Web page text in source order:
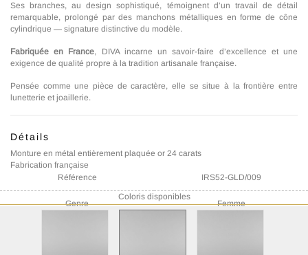
Ses branches, au design sophistiqué, témoignent d’un travail de détail
remarquable, prolongé par des manchons métalliques en forme de cône
cylindrique — signature distinctive du modèle.
Fabriquée en France, DIVA incarne un savoir-faire d’excellence et une
exigence de qualité propre à la tradition artisanale française.
Pensée comme une pièce de caractère, elle se situe à la frontière entre
lunetterie et joaillerie.
Détails
Monture en métal entièrement plaquée or 24 carats
Fabrication française
Coloris disponibles
Référence IRS52-GLD/009
Genre Femme